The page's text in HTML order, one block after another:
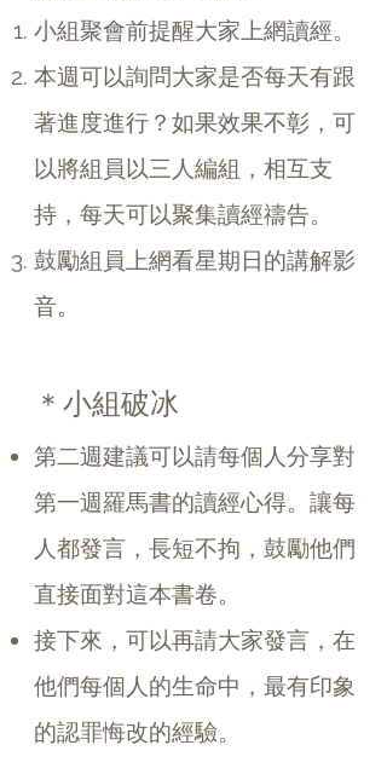
小組聚會前提醒大家上網讀經。
本週可以詢問大家是否每天有跟
著進度進行？如果效果不彰，可
以將組員以三人編組，相互支
持，每天可以聚集讀經禱告。
鼓勵組員上網看星期日的講解影
音。
＊小組破冰
第二週建議可以請每個人分享對
第一週羅馬書的讀經心得。讓每
人都發言，長短不拘，鼓勵他們
直接面對這本書卷。
接下來，可以再請大家發言，在
他們每個人的生命中，最有印象
的認罪悔改的經驗。